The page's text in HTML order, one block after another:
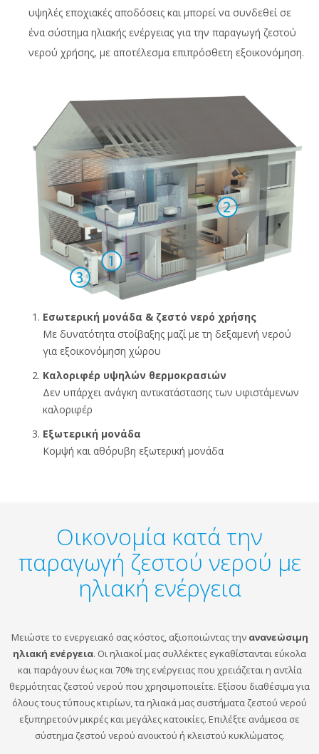
υψηλές εποχιακές αποδόσεις και μπορεί να συνδεθεί σε
ένα σύστημα ηλιακής ενέργειας για την παραγωγή ζεστού
νερού χρήσης, με αποτέλεσμα επιπρόσθετη εξοικονόμηση.
Εσωτερική μονάδα & ζεστό νερό χρήσης
Με δυνατότητα στοίβαξης μαζί με τη δεξαμενή νερού
για εξοικονόμηση χώρου
Καλοριφέρ υψηλών θερμοκρασιών
Δεν υπάρχει ανάγκη αντικατάστασης των υφιστάμενων
καλοριφέρ
Εξωτερική μονάδα
Κομψή και αθόρυβη εξωτερική μονάδα
Οικονομία κατά την
παραγωγή ζεστού νερού με
ηλιακή ενέργεια
Μειώστε το ενεργειακό σας κόστος, αξιοποιώντας την ανανεώσιμη
ηλιακή ενέργεια. Οι ηλιακοί μας συλλέκτες εγκαθίστανται εύκολα
και παράγουν έως και 70% της ενέργειας που χρειάζεται η αντλία
θερμότητας ζεστού νερού που χρησιμοποιείτε. Εξίσου διαθέσιμα για
όλους τους τύπους κτιρίων, τα ηλιακά μας συστήματα ζεστού νερού
εξυπηρετούν μικρές και μεγάλες κατοικίες. Επιλέξτε ανάμεσα σε
σύστημα ζεστού νερού ανοικτού ή κλειστού κυκλώματος.